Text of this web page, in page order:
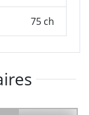
75 ch